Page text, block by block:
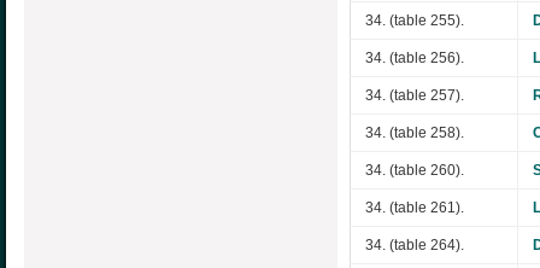
34. (table 255).
34. (table 256).
34. (table 257).
34. (table 258).
34. (table 260).
34. (table 261).
34. (table 264).